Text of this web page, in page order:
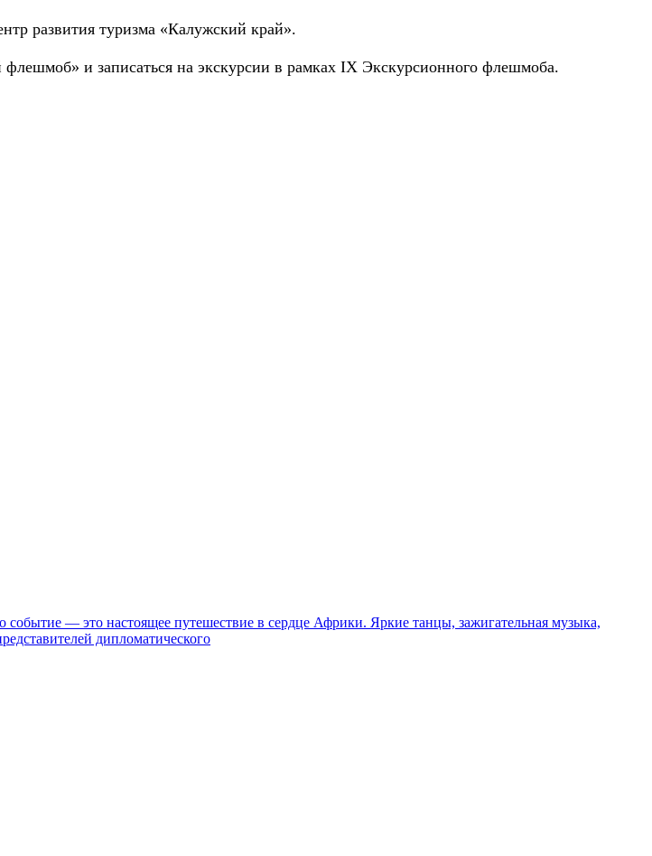
развития туризма «Калужский край».
и записаться на экскурсии в рамках IX Экскурсионного флешмоба.
— это настоящее путешествие в сердце Африки. Яркие танцы, зажигательная музыка,
дипломатического